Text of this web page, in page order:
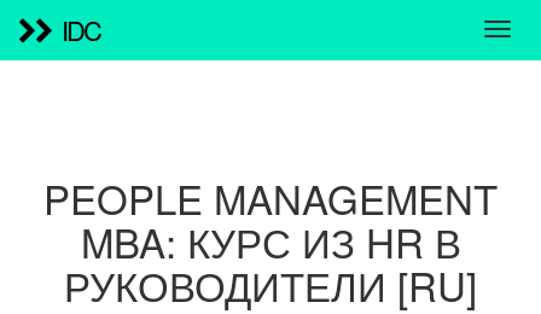
IDC
PEOPLE MANAGEMENT
MBA: КУРС ИЗ HR В
РУКОВОДИТЕЛИ [RU]